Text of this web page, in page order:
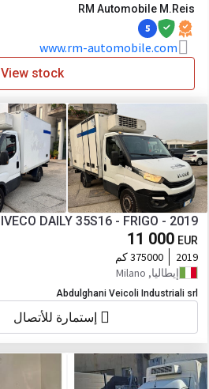
RM Automobile M.Reis
5
www.rm-automobile.com
View stock
IVECO DAILY 35S16 - FRIGO - 2019
11 000 EUR
2019
375000 كم
إيطاليا, Milano
Abdulghani Veicoli Industriali srl
إستمارة للأتصال